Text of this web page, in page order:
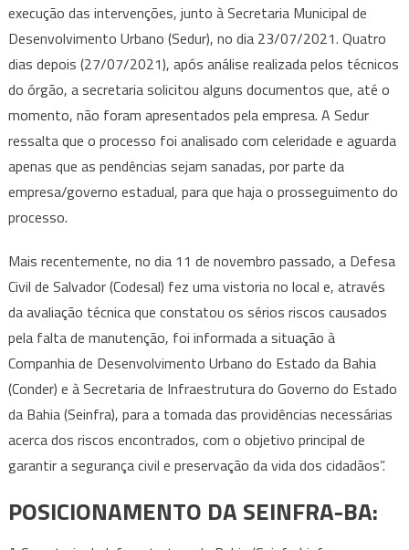
execução das intervenções, junto à Secretaria Municipal de
Desenvolvimento Urbano (Sedur), no dia 23/07/2021. Quatro
dias depois (27/07/2021), após análise realizada pelos técnicos
do órgão, a secretaria solicitou alguns documentos que, até o
momento, não foram apresentados pela empresa. A Sedur
ressalta que o processo foi analisado com celeridade e aguarda
apenas que as pendências sejam sanadas, por parte da
empresa/governo estadual, para que haja o prosseguimento do
processo.
Mais recentemente, no dia 11 de novembro passado, a Defesa
Civil de Salvador (Codesal) fez uma vistoria no local e, através
da avaliação técnica que constatou os sérios riscos causados
pela falta de manutenção, foi informada a situação à
Companhia de Desenvolvimento Urbano do Estado da Bahia
(Conder) e à Secretaria de Infraestrutura do Governo do Estado
da Bahia (Seinfra), para a tomada das providências necessárias
acerca dos riscos encontrados, com o objetivo principal de
garantir a segurança civil e preservação da vida dos cidadãos”.
POSICIONAMENTO DA SEINFRA-BA: